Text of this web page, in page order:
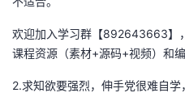
我
的
博
我
的
我
欢迎加入学习群【892643663】
课程资源（素材+源码+视频）和编
2.求知欲要强烈，伸手党很难自